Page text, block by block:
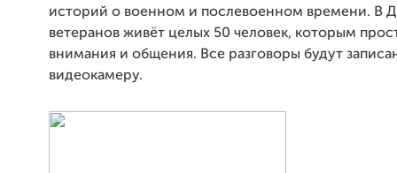
историй о военном и послевоенном времени. В
ветеранов живёт целых 50 человек, которым
внимания и общения. Все разговоры будут
видеокамеру.